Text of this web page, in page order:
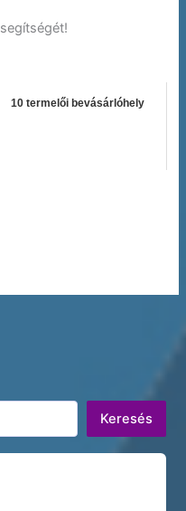
segítségét!
10 termelői bevásárlóhely
Keresés